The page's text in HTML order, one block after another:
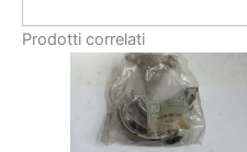
Prodotti correlati